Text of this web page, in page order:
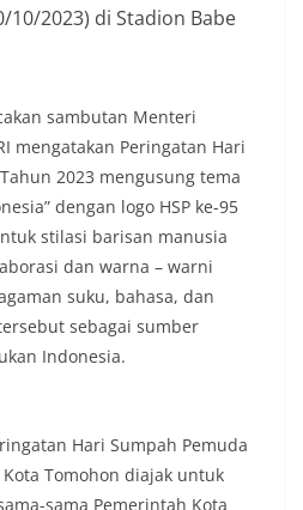
10/2023) di Stadion Babe
sambutan Menteri
mengatakan Peringatan Hari
2023 mengusung tema
dengan logo HSP ke-95
stilasi barisan manusia
dan warna – warni
suku, bahasa, dan
sebagai sumber
Indonesia.
Hari Sumpah Pemuda
Tomohon diajak untuk
sama Pemerintah Kota